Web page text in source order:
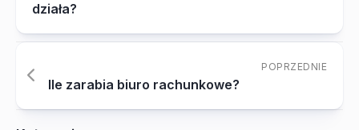
działa?
POPRZEDNIE
Ile zarabia biuro rachunkowe?